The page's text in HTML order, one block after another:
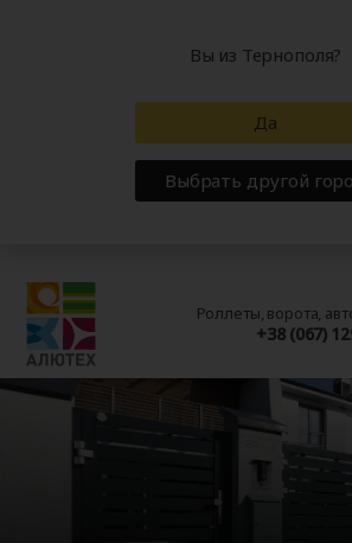
Роллеты, ворота,
+38 (067)
Вы из Тернополя?
Да
Выбрать другой